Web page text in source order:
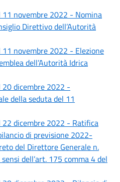
11 novembre 2022 - Nomina
Direttivo dell’Autorità
11 novembre 2022 - Elezione
dell’Autorità Idrica
20 dicembre 2022 -
della seduta del 11
22 dicembre 2022 - Ratifica
di previsione 2022-
del Direttore Generale n.
dell’art. 175 comma 4 del